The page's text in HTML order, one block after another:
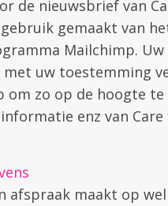
de nieuwsbrief van
gemaakt van
Mailchimp. Uw
met uw toestemming
om zo op de hoogte
enz van
afspraak maakt op